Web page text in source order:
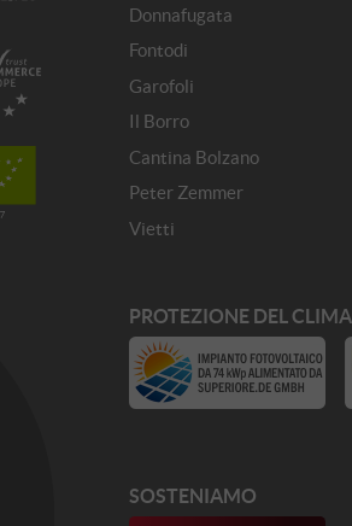
Donnafugata
Fontodi
Garofoli
Il Borro
Cantina Bolzano
Peter Zemmer
Vietti
PROTEZIONE DEL CLIMA
SOSTENIAMO